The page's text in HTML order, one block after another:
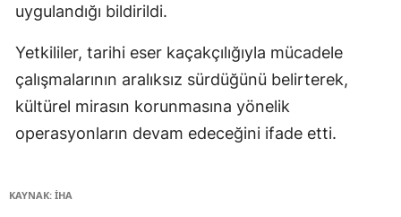
uygulandığı bildirildi.
Yetkililer, tarihi eser kaçakçılığıyla mücadele
çalışmalarının aralıksız sürdüğünü belirterek,
kültürel mirasın korunmasına yönelik
operasyonların devam edeceğini ifade etti.
KAYNAK: İHA